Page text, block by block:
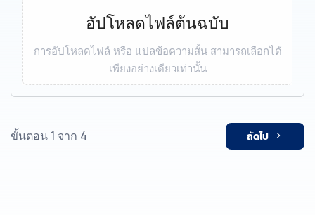
อัปโหลดไฟล์ต้นฉบับ
การอัปโหลดไฟล์ หรือ แปลข้อความสั้น สามารถเลือกได้
เพียงอย่างเดียวเท่านั้น
ขั้นตอน 1 จาก 4 ถัดไป